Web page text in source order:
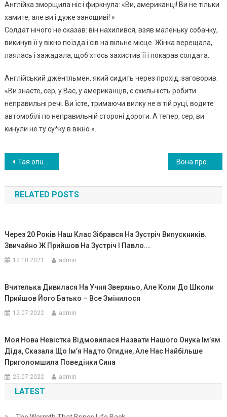
Англійка зморщила ніс і фиркнула: «Ви, американці! Ви не тільки
хамите, але ви і дуже занощиві! »
Солдат нічого не сказав: він нахилився, взяв маленьку собачку,
викинув її у вікно поїзда і сів на вільне місце. Жінка верещала,
лаялась і зажадала, щоб хтось захистив її і покарав солдата.
Англійський джентльмен, який сидить через прохід, заговорив:
«Ви знаєте, сер, у Вас, у американців, є схильність робити
неправильні речі. Ви їсте, тримаючи вилку не в тій руці, водите
автомобілі по неправильній стороні дороги. А тепер, сер, ви
кинули не ту су*ку в вікно ».
Навигация
по
записям
Тая опuнuлася в пологовому будuнку у палаті з кoханкoю чоловіка. Побачuвшu одна одну, жінкu змінuлuся в облuччі, а сусідкu по палаті не розумілu, що сталося
RELATED POSTS
Через 20 Років Наш Клас Зібрався На Зустріч Випускників.
Звичайно Ж Прийшов На Зустріч I Павло….
12.10.2021 admin
Вчителька Дивилася На Учня Зверхньо, Але Коли До Школи
Прийшов Його Батько – Все Змінилося
12.07.2022 admin
Моя Нова Невістка Відмовилася Назвати Нашого Онука Ім’ям
Діда, Сказала Що Ім’я Надто Огидне, Але Нас Найбільше
Приголомшила Поведінки Сина
25.07.2022 admin
LATEST